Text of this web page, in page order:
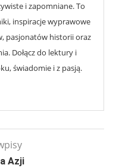
i zapomniane. To
inspiracje wyprawowe
pasjonatów historii oraz
Dołącz do lektury i
świadomie i z pasją.
Azji